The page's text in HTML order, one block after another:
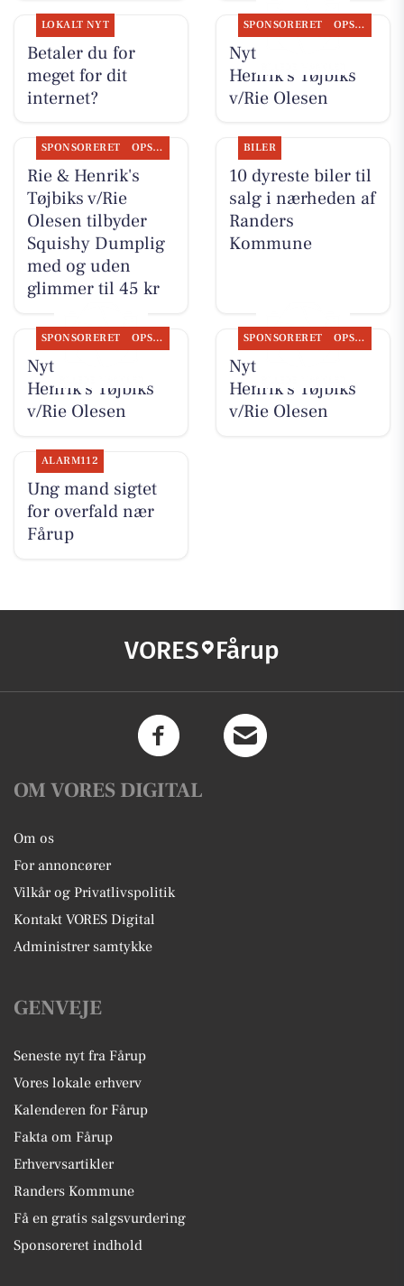
LOKALT NYT
Betaler du for
meget for dit
internet?
SPONSORERET OPSLAGSTAVLEN
Nyt fra Rie &
Henrik's Tøjbiks
v/Rie Olesen
SPONSORERET OPSLAGSTAVLEN
Rie & Henrik's
Tøjbiks v/Rie
Olesen tilbyder
Squishy Dumplig
med og uden
glimmer til 45 kr
BILER
10 dyreste biler til
salg i nærheden af
Randers
Kommune
SPONSORERET OPSLAGSTAVLEN
Nyt fra Rie &
Henrik's Tøjbiks
v/Rie Olesen
SPONSORERET OPSLAGSTAVLEN
Nyt fra Rie &
Henrik's Tøjbiks
v/Rie Olesen
ALARM112
Ung mand sigtet
for overfald nær
Fårup
VORES Fårup
OM VORES DIGITAL
Om os
For annoncører
Vilkår og Privatlivspolitik
Kontakt VORES Digital
Administrer samtykke
GENVEJE
Seneste nyt fra Fårup
Vores lokale erhverv
Kalenderen for Fårup
Fakta om Fårup
Erhvervsartikler
Randers Kommune
Få en gratis salgsvurdering
Sponsoreret indhold